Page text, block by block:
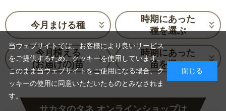
今月まける種
時期にあった
種を選ぶ
今月植える
(お届けの)苗
時期にあった
苗を選ぶ
当ウェブサイトでは、お客様により良いサービス
をご提供するため、クッキーを使用しています。
このまま当ウェブサイトをご使用になる場合、ク
ッキーの使用に同意いただいたものとみなされま
す。
閉じる